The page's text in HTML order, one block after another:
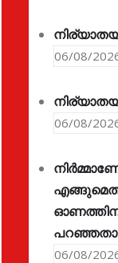
06/08/
06/08/
ഓണത്തിന്
06/08/